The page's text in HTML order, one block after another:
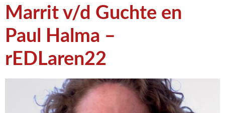
Marrit v/d Guchte en
Paul Halma –
rEDLaren22